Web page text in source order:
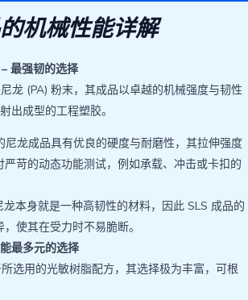
机械性能详解
最强韧的选择
龙 (PA) 粉末，其成品以卓越的机械强度与韧性
出成型的工程塑胶。
尼龙成品具有优良的硬度与耐磨性，其拉伸强度
苛的动态功能测试，例如承载、冲击或卡扣的
本身就是一种高韧性的材料，因此 SLS 成品的
使其在受力时不易脆断。
最多元的选择
选用的光敏树脂配方，其选择极为丰富，可根